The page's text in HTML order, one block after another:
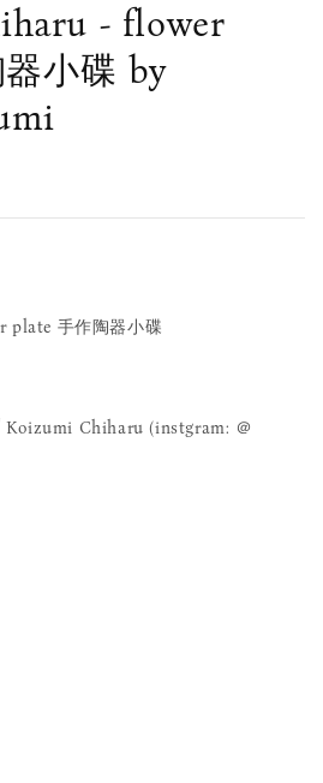
- flower
小碟 by
plate 手作陶器小碟
Chiharu (instgram: ＠